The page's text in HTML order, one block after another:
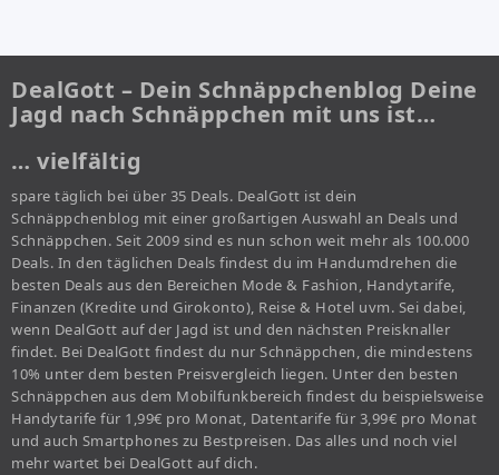
DealGott – Dein Schnäppchenblog Deine
Jagd nach Schnäppchen mit uns ist…
… vielfältig
spare täglich bei über 35 Deals. DealGott ist dein
Schnäppchenblog mit einer großartigen Auswahl an Deals und
Schnäppchen. Seit 2009 sind es nun schon weit mehr als 100.000
Deals. In den täglichen Deals findest du im Handumdrehen die
besten Deals aus den Bereichen Mode & Fashion, Handytarife,
Finanzen (Kredite und Girokonto), Reise & Hotel uvm. Sei dabei,
wenn DealGott auf der Jagd ist und den nächsten Preisknaller
findet. Bei DealGott findest du nur Schnäppchen, die mindestens
10% unter dem besten Preisvergleich liegen. Unter den besten
Schnäppchen aus dem Mobilfunkbereich findest du beispielsweise
Handytarife für 1,99€ pro Monat, Datentarife für 3,99€ pro Monat
und auch Smartphones zu Bestpreisen. Das alles und noch viel
mehr wartet bei DealGott auf dich.